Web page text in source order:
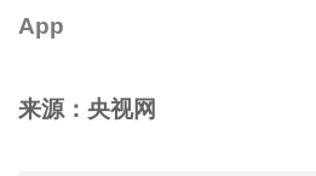
App
来源：央视网